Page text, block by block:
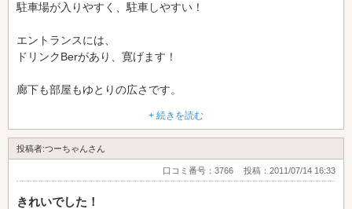
駐車場が入りやすく、駐車しやすい！
エントランスには、
ドリンクBerがあり、寛げます！
廊下も部屋もゆとりの広さです。
部屋は、シンプルで綺麗でした！
また、利用したいです。
+ 続きを読む
投稿者:つーちゃんさん
口コミ番号：3766 投稿：2011/07/14 16:33
きれいでした！